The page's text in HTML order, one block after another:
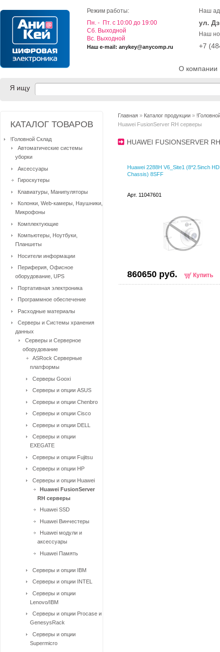
О компании
Режим работы:
Пн. - Пт. с 10:00 до 19:00
Cб. Выходной
Вс. Выходной
Наш e-mail: anykey@anycomp.ru
Наш
ул.
Наш
+7
Я ищу
Главная » Каталог продукции »
Huawei FusionServer RH серверы
HUAWEI FUSIONSERVER
Huawei 2288H V6_Site1 (8*2.5inch
Chassis) 8SFF
Арт. 11047601
860650 руб. Купить
КАТАЛОГ ТОВАРОВ
!Головной Склад
Автоматические системы
уборки
Аксессуары
Гироскутеры
Клавиатуры, Манипуляторы
Колонки, Web-камеры, Наушники,
Микрофоны
Комплектующие
Компьютеры, Ноутбуки,
Планшеты
Носители информации
Периферия, Офисное
оборудование, UPS
Портативная электроника
Программное обеспечение
Расходные материалы
Серверы и Системы хранения
данных
Серверы и Серверное
оборудование
ASRock Серверные
платформы
Серверы Gooxi
Серверы и опции ASUS
Серверы и опции Chenbro
Серверы и опции Cisco
Серверы и опции DELL
Серверы и опции
EXEGATE
Серверы и опции Fujitsu
Серверы и опции HP
Серверы и опции Huawei
Huawei FusionServer
RH серверы
Huawei SSD
Huawei Винчестеры
Huawei модули и
аксессуары
Huawei Память
Серверы и опции IBM
Серверы и опции INTEL
Серверы и опции
Lenovo/IBM
Серверы и опции Procase и
GenesysRack
Серверы и опции
Supermicro